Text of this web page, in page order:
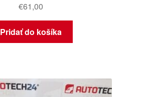
€61,00
Pridať do košíka